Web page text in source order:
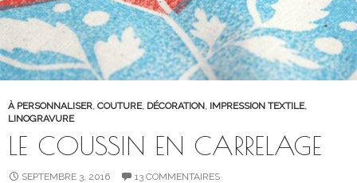
À PERSONNALISER, COUTURE, DÉCORATION, IMPRESSION TEXTILE,
LINOGRAVURE
LE COUSSIN EN CARRELAGE
SEPTEMBRE 3, 2016 13 COMMENTAIRES